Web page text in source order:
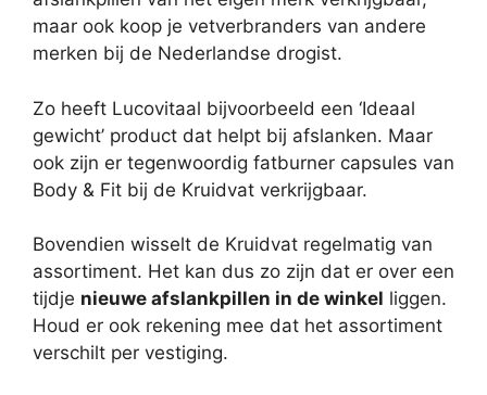
maar ook koop je vetverbranders van andere
merken bij de Nederlandse drogist.
Zo heeft Lucovitaal bijvoorbeeld een ‘Ideaal
gewicht’ product dat helpt bij afslanken. Maar
ook zijn er tegenwoordig fatburner capsules van
Body & Fit bij de Kruidvat verkrijgbaar.
Bovendien wisselt de Kruidvat regelmatig van
assortiment. Het kan dus zo zijn dat er over een
tijdje nieuwe afslankpillen in de winkel liggen.
Houd er ook rekening mee dat het assortiment
verschilt per vestiging.